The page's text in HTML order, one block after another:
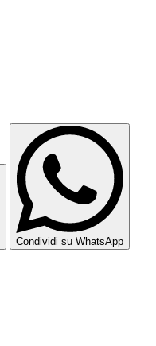
Condividi su WhatsApp